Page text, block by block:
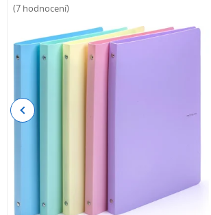
(7 hodnocení)
Previous